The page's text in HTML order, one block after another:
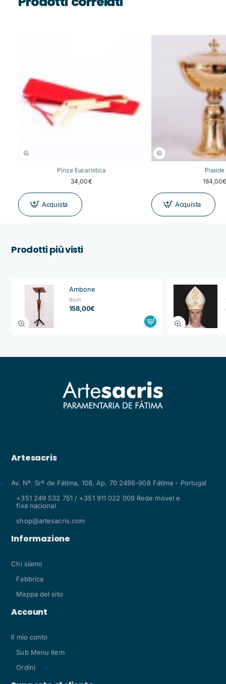
Pinza Eucaristica
34,00€
Acquista
Pisside
Acquista
Prodotti più visti
Ambone
from
158,00€
Artesacris
Av. Nª. Srª de Fátima, 108, Ap. 70 2496-908 Fátima - Portugal
+351 249 532 751 / +351 911 022 009 Rede móvel e
fixa nacional
shop@artesacris.com
Informazione
Chi siamo
Fabbrica
Mappa del sito
Account
Il mio conto
Sub Menu Item
Ordini